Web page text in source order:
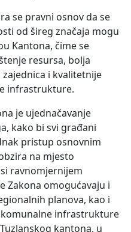
se pravni osnov da se
od šireg značaja mogu
Kantona, čime se
resursa, bolja
i kvalitetnije
infrastrukture.
je ujednačavanje
kako bi svi građani
pristup osnovnim
na mjesto
ravnomjernijem
Zakona omogućavaju i
planova, kao i
komunalne infrastrukture
kantona, u